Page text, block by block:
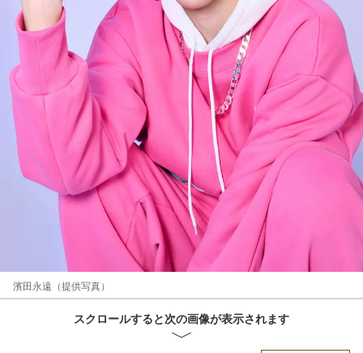
濱田永遠（提供写真）
スクロールすると次の画像が表示されます